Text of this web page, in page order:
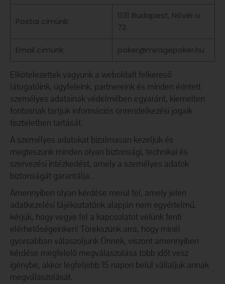
Postai címünk:
1131 Budapest, Nővér u.
72.
Email címünk: poker@miragepoker.hu
Elkötelezettek vagyunk a weboldalt felkereső
látogatóink, ügyfeleink, partnereink és minden érintett
személyes adatainak védelmében egyaránt, kiemelten
fontosnak tartjuk információs önrendelkezési jogaik
tiszteletben tartását.
A személyes adatokat bizalmasan kezeljük és
megteszünk minden olyan biztonsági, technikai és
szervezési intézkedést, amely a személyes adatok
biztonságát garantálja.
Amennyiben olyan kérdése merül fel, amely jelen
adatkezelési tájékoztatónk alapján nem egyértelmű,
kérjük, hogy vegye fel a kapcsolatot velünk fenti
elérhetőségeinken! Törekszünk arra, hogy minél
gyorsabban válaszoljunk Önnek, viszont amennyiben
kérdése megfelelő megválaszolása több időt vesz
igénybe, akkor legfeljebb 15 napon belül vállaljuk annak
megválaszolását.